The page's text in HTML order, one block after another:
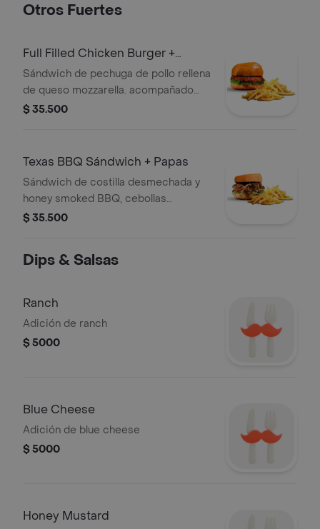
Otros Fuertes
Full Filled Chicken Burger +
Papas
Sándwich de pechuga de pollo rellena
de queso mozzarella. acompañado
con tu salsa favorita y papas Wing
$ 35.500
Texas BBQ Sándwich + Papas
Sándwich de costilla desmechada y
honey smoked BBQ, cebollas
caramelizadas, mozarella, y papas
$ 35.500
Dips & Salsas
Ranch
Adición de ranch
$ 5000
Blue Cheese
Adición de blue cheese
$ 5000
Honey Mustard